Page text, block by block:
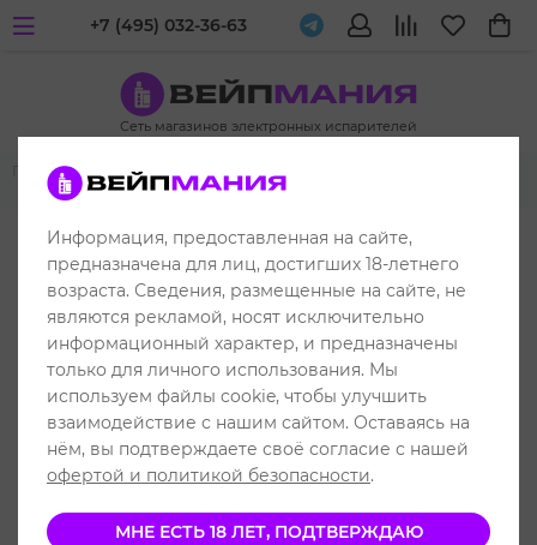
Сеть магазинов электронных испарителей
+7 (495) 032-36-63
Главная Комплектующие POD-устройств
UDN-X
Информация, предоставленная на сайте,
предназначена для лиц, достигших 18-летнего
возраста. Сведения, размещенные на сайте, не
являются рекламой, носят исключительно
информационный характер, и предназначены
только для личного использования. Мы
используем файлы cookie, чтобы улучшить
взаимодействие с нашим сайтом. Оставаясь на
нём, вы подтверждаете своё согласие с нашей
офертой и политикой безопасности.
МНЕ ЕСТЬ 18 ЛЕТ, ПОДТВЕРЖДАЮ